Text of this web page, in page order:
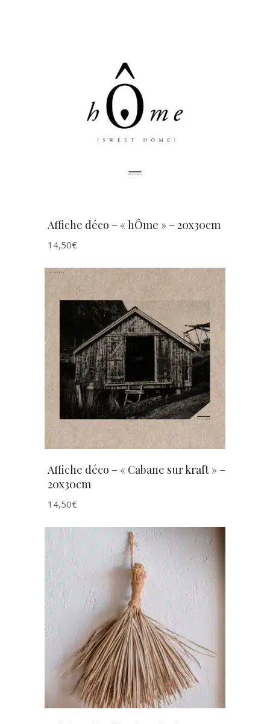
AJOUTER AU PANIER
Affiche déco – « hÔme » – 20x30cm
14,50€
AJOUTER AU PANIER
Affiche déco – « Cabane sur kraft » –
20x30cm
14,50€
AJOUTER AU PANIER